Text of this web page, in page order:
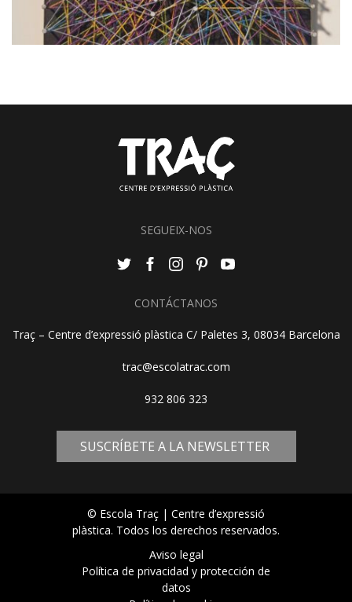
SEGUEIX-NOS
CONTÁCTANOS
Traç – Centre d’expressió plàstica C/ Paletes 3, 08034 Barcelona
trac@escolatrac.com
932 806 323
SUSCRÍBETE A LA NEWSLETTER
© Escola Traç | Centre d’expressió
plàstica. Todos los derechos reservados.
Aviso legal
Política de privacidad y protección de
datos